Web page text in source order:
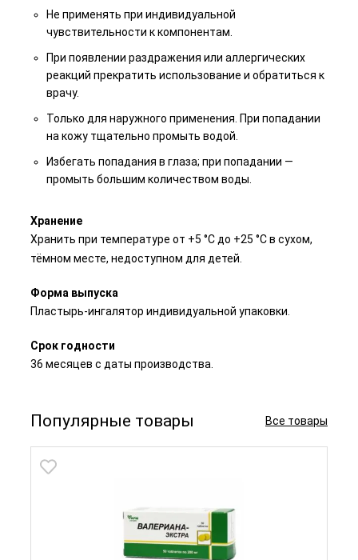
Не применять при индивидуальной
чувствительности к компонентам.
При появлении раздражения или аллергических
реакций прекратить использование и обратиться к
врачу.
Только для наружного применения. При попадании
на кожу тщательно промыть водой.
Избегать попадания в глаза; при попадании —
промыть большим количеством воды.
Хранение
Хранить при температуре от +5 °C до +25 °C в сухом,
тёмном месте, недоступном для детей.
Форма выпуска
Пластырь-ингалятор индивидуальной упаковки.
Срок годности
36 месяцев с даты производства.
Популярные товары Все товары